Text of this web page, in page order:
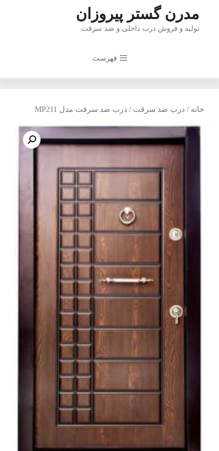
مدرن گستر پیروزان
تولید و فروش درب داخلی و ضد سرقت
فهرست
خانه / درب ضد سرقت / درب ضد سرقت مدل MP211